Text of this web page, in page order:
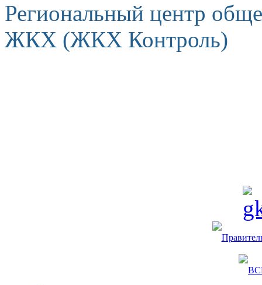
Региональный центр
ЖКХ (ЖКХ Контроль)